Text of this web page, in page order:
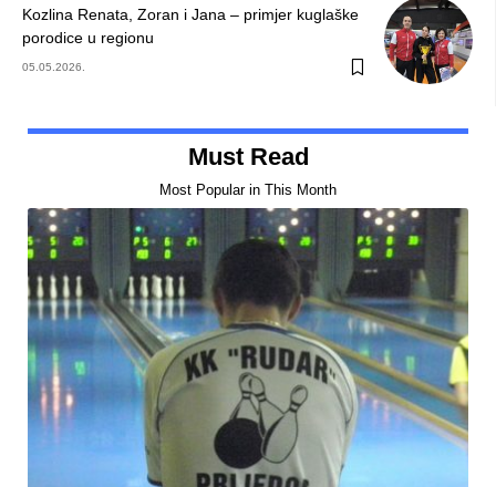
Kozlina Renata, Zoran i Jana – primjer kuglaške
porodice u regionu
05.05.2026.
Must Read
Most Popular in This Month